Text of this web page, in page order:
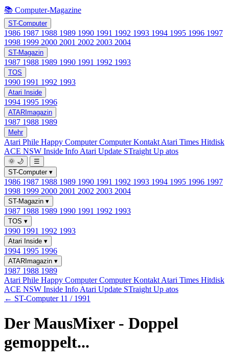
📚 Computer-Magazine
ST-Computer
1986 1987 1988 1989 1990 1991 1992 1993 1994 1995 1996 1997
1998 1999 2000 2001 2002 2003 2004
ST-Magazin
1987 1988 1989 1990 1991 1992 1993
TOS
1990 1991 1992 1993
Atari Inside
1994 1995 1996
ATARImagazin
1987 1988 1989
Mehr
Atari Phile Happy ComputerComputer Kontakt Atari Times Hitdisk
ACE NSW Inside Info Atari Update STraight Up atos
🌞 🌙
☰
ST-Computer ▾
1986 1987 1988 1989 1990 1991 1992 1993 1994 1995 1996 1997
1998 1999 2000 2001 2002 2003 2004
ST-Magazin ▾
1987 1988 1989 1990 1991 1992 1993
TOS ▾
1990 1991 1992 1993
Atari Inside ▾
1994 1995 1996
ATARImagazin ▾
1987 1988 1989
Atari Phile Happy ComputerComputer Kontakt Atari Times Hitdisk
ACE NSW Inside Info Atari Update STraight Up atos
← ST-Computer 11 / 1991
Der MausMixer - Doppel
gemoppelt...